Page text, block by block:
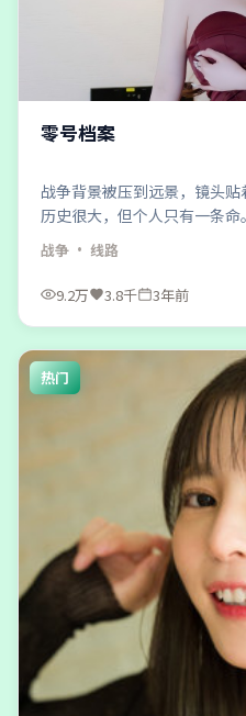
零号档案
战争背景被压到远景，镜头贴
历史很大，但个人只有一条命。
战争 · 线路
9.2万 3.8千 3年前
热门